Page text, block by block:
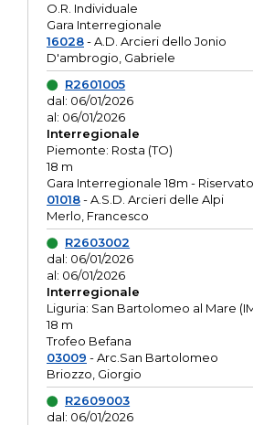
O.R. Individuale
Gara Interregionale
16028- A.D. Arcieri dello Jonio
D'ambrogio, Gabriele
R2601005
dal: 06/01/2026
al: 06/01/2026
Interregionale
Piemonte: Rosta (TO)
18 m
Gara Interregionale 18m -
01018- A.S.D. Arcieri delle Alpi
Merlo, Francesco
R2603002
dal: 06/01/2026
al: 06/01/2026
Interregionale
Liguria: San Bartolomeo al Mare
18 m
Trofeo Befana
03009 - Arc.San Bartolomeo
Briozzo, Giorgio
R2609003
dal: 06/01/2026